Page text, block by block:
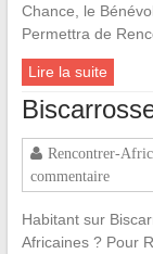
Chance, le
Permettra de
Lire la suite
Rencontrer-
commentaire
Habitant sur
Africaines ? Pour